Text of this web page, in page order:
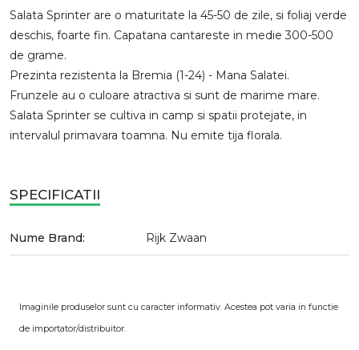
Salata Sprinter are o maturitate la 45-50 de zile, si foliaj verde
deschis, foarte fin. Capatana cantareste in medie 300-500
de grame.
Prezinta rezistenta la Bremia (1-24) - Mana Salatei.
Frunzele au o culoare atractiva si sunt de marime mare.
Salata Sprinter se cultiva in camp si spatii protejate, in
intervalul primavara toamna. Nu emite tija florala.
SPECIFICATII
Nume Brand: Rijk Zwaan
Imaginile produselor sunt cu caracter informativ. Acestea pot varia in functie
de importator/distribuitor.